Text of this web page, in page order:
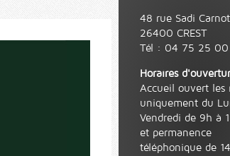
48 rue Sadi Carnot,
26400 CREST
Tél : 04 75 25 00
Horaires
Accueil ouvert les
uniquement du
Vendredi de 9h à
et permanence
téléphonique de